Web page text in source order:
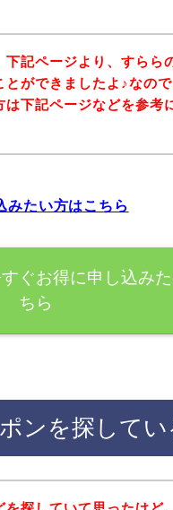
記ページより、すらら
ができましたよ♪なの
下記ページなどを参考
みたい方はこちら
ぐお得に申し込み
ちら
ンを探してい